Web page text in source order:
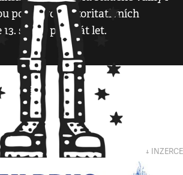
posedlých autoritativních
srpna padesát let.
↓ INZERCE